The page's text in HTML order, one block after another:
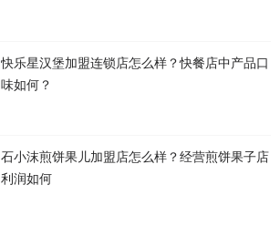
快乐星汉堡加盟连锁店怎么样？快餐店中产品口
味如何？
石小沫煎饼果儿加盟店怎么样？经营煎饼果子店
利润如何